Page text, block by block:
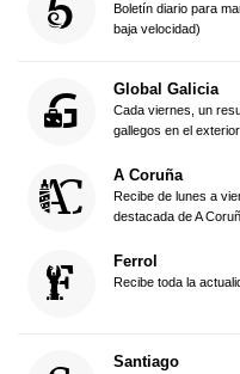
Boletín diario para
baja velocidad)
Global Galicia
Cada viernes, un
gallegos en el exterior
A Coruña
Recibe de lunes a
destacada de A
Ferrol
Recibe toda la
Santiago